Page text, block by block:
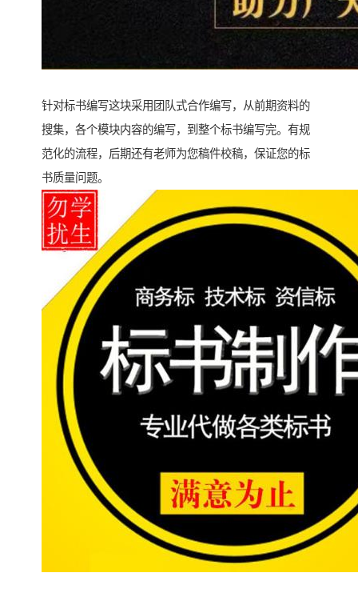
针对标书编写这块采用团队式合作编写，从前期资料的
搜集，各个模块内容的编写，到整个标书编写完。有规
范化的流程，后期还有老师为您稿件校稿，保证您的标
书质量问题。